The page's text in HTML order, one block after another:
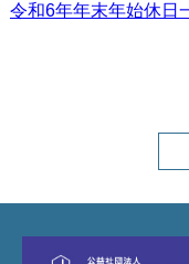
令和6年年末年始休日